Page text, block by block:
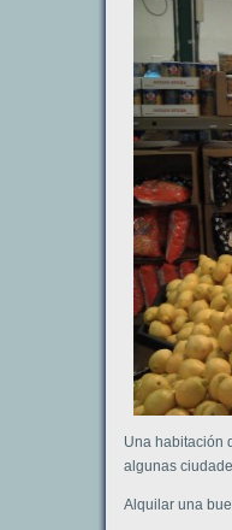
Una habitación
algunas
Alquilar una